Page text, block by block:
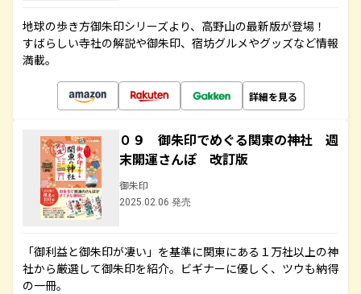
地球の歩き方御朱印シリーズより、高野山の最新版が登場！
すばらしい寺社の解説や御朱印、宿坊グルメやグッズなど情報
満載。
詳細を見る
０９ 御朱印でめぐる関東の神社 週
末開運さんぽ 改訂版
御朱印
2025.02.06 発売
「御利益と御朱印が凄い」を基準に関東にある１万社以上の神
社から厳選して御朱印を紹介。ビギナーに優しく、ツウも納得
の一冊。